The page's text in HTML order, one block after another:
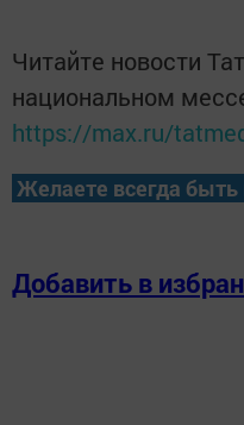
Читайте новости
национальном
https://max.ru/
Желаете всегда быть
Добавить в